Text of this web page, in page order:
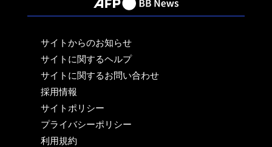
サイトからのお知らせ
サイトに関するヘルプ
サイトに関するお問い合わせ
採用情報
サイトポリシー
プライバシーポリシー
利用規約